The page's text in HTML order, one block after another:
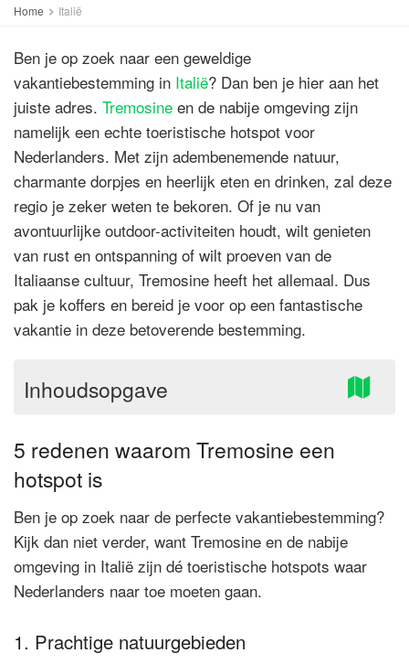
Home Italië
Ben je op zoek naar een geweldige
vakantiebestemming in Italië? Dan ben je hier aan het
juiste adres. Tremosine en de nabije omgeving zijn
namelijk een echte toeristische hotspot voor
Nederlanders. Met zijn adembenemende natuur,
charmante dorpjes en heerlijk eten en drinken, zal deze
regio je zeker weten te bekoren. Of je nu van
avontuurlijke outdoor-activiteiten houdt, wilt genieten
van rust en ontspanning of wilt proeven van de
Italiaanse cultuur, Tremosine heeft het allemaal. Dus
pak je koffers en bereid je voor op een fantastische
vakantie in deze betoverende bestemming.
Inhoudsopgave
5 redenen waarom Tremosine een
hotspot is
Ben je op zoek naar de perfecte vakantiebestemming?
Kijk dan niet verder, want Tremosine en de nabije
omgeving in Italië zijn dé toeristische hotspots waar
Nederlanders naar toe moeten gaan.
1. Prachtige natuurgebieden